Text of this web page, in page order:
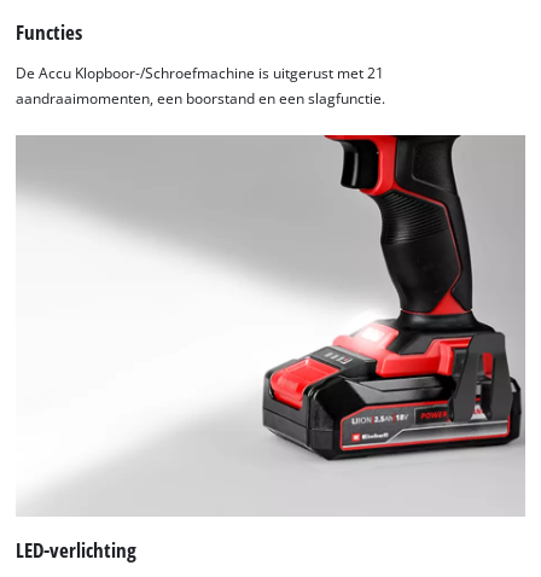
Functies
De Accu Klopboor-/Schroefmachine is uitgerust met 21
aandraaimomenten, een boorstand en een slagfunctie.
LED-verlichting